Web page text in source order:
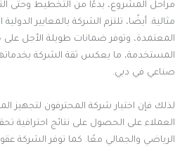
مراحل المشروع، بدءًا من التخطيط وحتى
مثالية. أيضًا، تلتزم الشركة بالمعايير
المعتمدة، وتوفر ضمانات طويلة الأجل
المستخدمة، ما يعكس ثقة الشركة
صناعي في دبي.
لذلك فإن اختيار شركة المحترفون
العملاء على الحصول على نتائج احترافية
الرياضي والجمالي معًا. كما توفر الشركة